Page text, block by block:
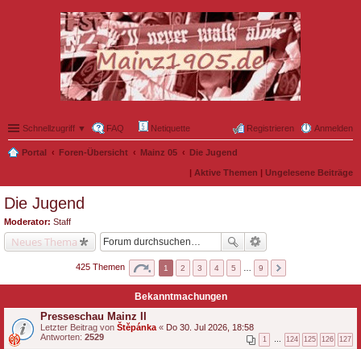
Schnellzugriff ▼ FAQ Netiquette Anmelden
Registrieren
Portal Foren-Übersicht Mainz 05 Die Jugend
| Aktive Themen | Ungelesene Beiträge
Die Jugend
Moderator: Staff
Neues Thema
425 Themen 1 2 3 4 5 9
Bekanntmachungen
Presseschau Mainz II
Letzter Beitrag von Štěpánka « Do 30. Jul 2026, 18:58
Antworten: 2529 1 124 125 126 127